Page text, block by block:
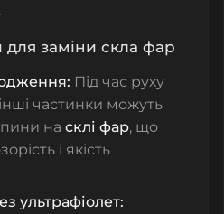
заміни скла фар
Під час руху
інші частинки можуть
на склі фар, що
і якість
ультрафіолет: